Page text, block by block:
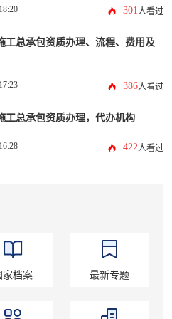
301人看过
工总承包资质办理、流程、费用及
386人看过
工总承包资质办理，代办机构
422人看过
家档案 最新专题